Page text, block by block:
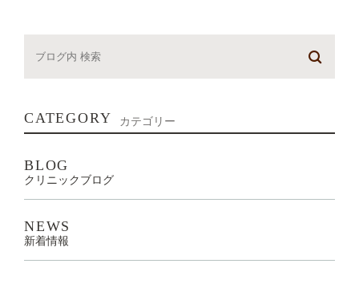
CATEGORY カテゴリー
BLOG
クリニックブログ
NEWS
新着情報